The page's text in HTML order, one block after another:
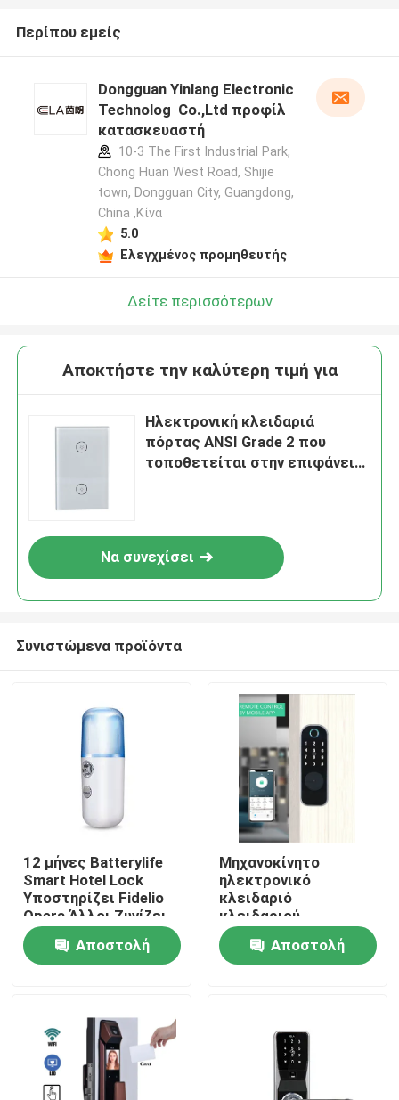
Προϊόντα
Βίντεο
Περίπου εμείς
Dongguan Yinlang Electronic
Technolog Co.,Ltd προφίλ
κατασκευαστή
10-3 The First Industrial Park,
Chong Huan West Road, Shijie
town, Dongguan City, Guangdong,
China ,Κίνα
5.0
Ελεγχμένος προμηθευτής
Δείτε περισσότερων
Αποκτήστε την καλύτερη τιμή για
Ηλεκτρονική κλειδαριά
πόρτας ANSI Grade 2 που
τοποθετείται στην επιφάνεια
Να συνεχίσει
Συνιστώμενα προϊόντα
12 μήνες Batterylife
Smart Hotel Lock
Υποστηρίζει Fidelio
Opera Άλλοι Ζυγίζει
15 kg Κατάλληλο για
λύσεις ασφαλείας
ξενοδοχείων
Αποστολή
Μηχανοκίνητο
ηλεκτρονικό
κλειδαριό
κλειδαριού
ηλεκτρονικού
πληκτρολογίου
Αποστολή